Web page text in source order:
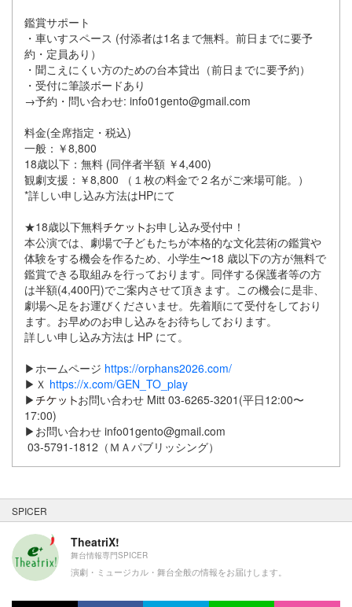
鑑賞サポート
・車いすスペース (付添者は1名まで無料。前日までに要予
約・定員あり）
・聞こえにくい方のための台本貸出（前日までに要予約）
・受付に筆談ボードあり
→予約・問い合わせ: info01gento@gmail.com
料金(全席指定・税込)
一般：￥8,800
18歳以下：無料 (同伴者半額 ￥4,400)
観劇支援：￥8,800 （１枚の料金で２名がご来場可能。）
*詳しい申し込み方法はHPにて
★18歳以下無料
お申し込み受付中！
本公演では、劇場で子どもたちが本格的な文化芸術の鑑賞や
体験をする機会を作るため、小学生〜18 歳以下の方が無料で
鑑賞できる取組みを行っております。同伴する保護者等の方
は半額(4,400円)でご案内させて頂きます。この機会に是非、
劇場へ足をお運びくださいませ。先着順にて受付をしており
ます。お早めのお申し込みをお待ちしております。
詳しい申し込み方法は HP にて。
▶︎ホームページ https://orphans2026.com/
▶︎Ｘ https://x.com/GEN_TO_play
▶︎
お問い合わせ Mitt 03-6265-3201(平日12:00〜
17:00)
▶︎お問い合わせ info01gento@gmail.com
03-5791-1812（ＭＡパブリッシング）
SPICER
TheatriX!
舞台情報専門SPICER
演劇・ミュージカル・舞台全般の情報をお届けします。